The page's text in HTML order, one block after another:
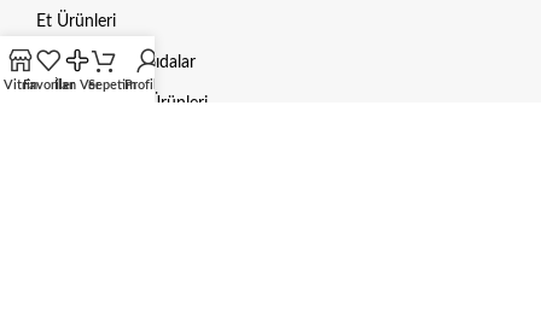
Et Ürünleri
Dondurulmuş Gıdalar
Hayvan Bakım Ürünleri
VitrinFavorilerİlan VerSepetimProfilim